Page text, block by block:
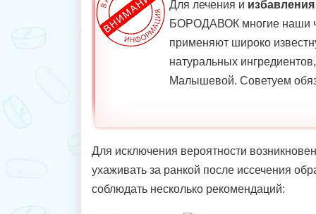
Для лечения и избавления
БОРОДАВОК многие наши
применяют широко
натуральных
Малышевой. Советуем
Для исключения вероятности
ухаживать за ранкой после иссечения
соблюдать несколько рекомендаций: